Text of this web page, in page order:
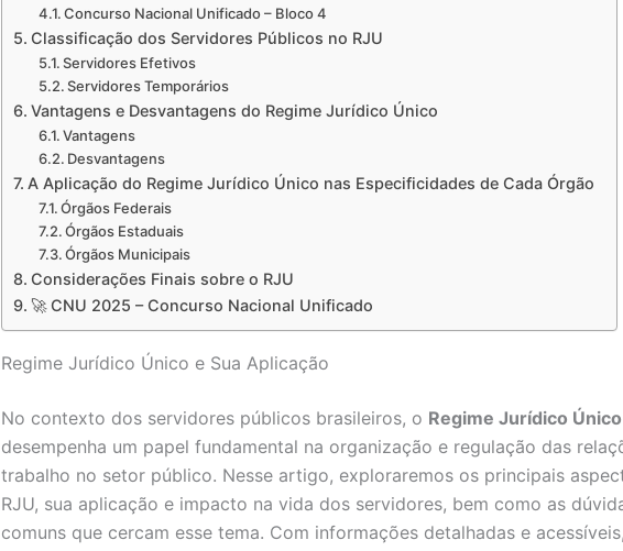
Concurso Nacional Unificado – Bloco 4
Classificação dos Servidores Públicos no RJU
Servidores Efetivos
Servidores Temporários
Vantagens e Desvantagens do Regime Jurídico Único
Vantagens
Desvantagens
A Aplicação do Regime Jurídico Único nas Especificidades de Cada Órgão
Órgãos Federais
Órgãos Estaduais
Órgãos Municipais
Considerações Finais sobre o RJU
🚀 CNU 2025 – Concurso Nacional Unificado
Regime Jurídico Único e Sua Aplicação
No contexto dos servidores públicos brasileiros, o Regime Jurídico Único
desempenha um papel fundamental na organização e regulação das
trabalho no setor público. Nesse artigo, exploraremos os principais
RJU, sua aplicação e impacto na vida dos servidores, bem como as
comuns que cercam esse tema. Com informações detalhadas e